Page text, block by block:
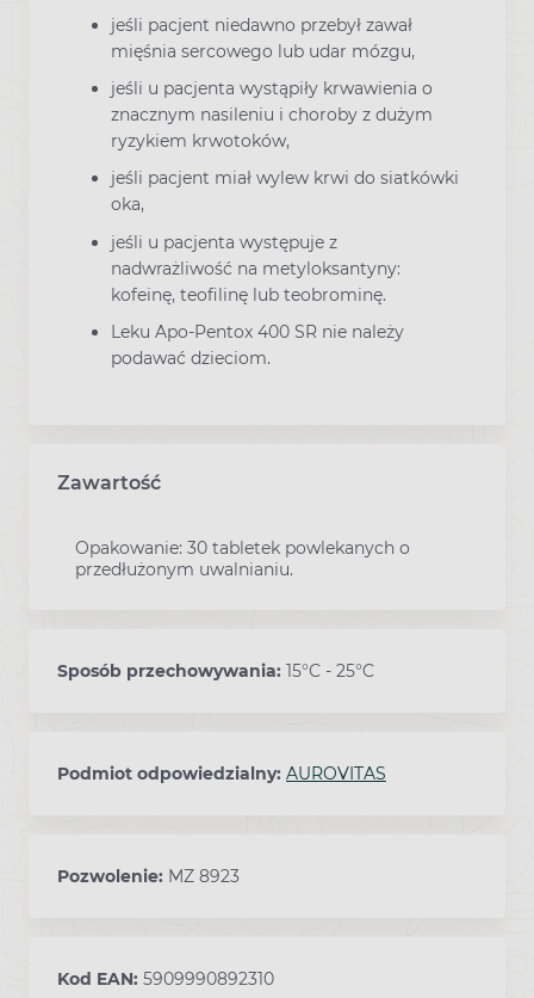
jeśli pacjent niedawno przebył zawał
mięśnia sercowego lub udar mózgu,
jeśli u pacjenta wystąpiły krwawienia o
znacznym nasileniu i choroby z dużym
ryzykiem krwotoków,
jeśli pacjent miał wylew krwi do siatkówki
oka,
jeśli u pacjenta występuje z
nadwrażliwość na metyloksantyny:
kofeinę, teofilinę lub teobrominę.
Leku Apo-Pentox 400 SR nie należy
podawać dzieciom.
Zawartość
Opakowanie: 30 tabletek powlekanych o
przedłużonym uwalnianiu.
Sposób przechowywania: 15°C - 25°C
Podmiot odpowiedzialny: AUROVITAS
Pozwolenie: MZ 8923
Kod EAN: 5909990892310